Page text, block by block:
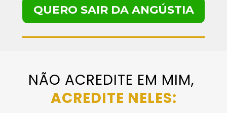
QUERO SAIR DA ANGÚSTIA
NÃO ACREDITE EM MIM,
ACREDITE NELES: